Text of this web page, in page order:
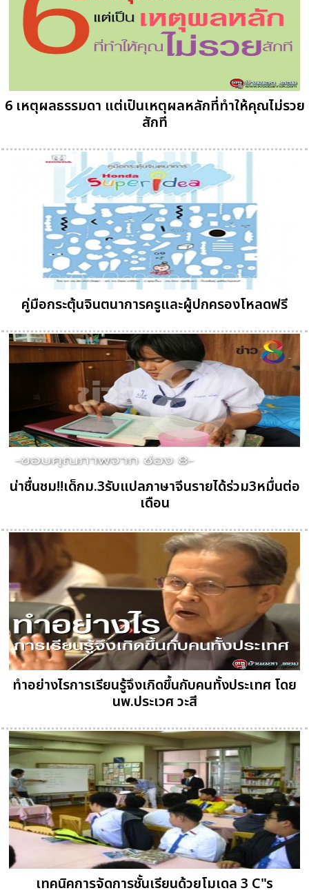
6 เหตุผลธรรมดา แต่เป็นเหตุผลหลักที่ทำให้คุณไม่รวย
สักที
คู่มือกระตุ้นจินตนาการครูและผู้ปกครองโหลดฟรี
น่าชื่นชม!!เด็กม.3รับแปลภาษาจีนรายได้ร่วม3หมื่นต่อ
เดือน
ทำอย่างไรการเรียนรู้จึงเกิดขึ้นกับคนทั้งประเทศ โดย
นพ.ประเวศ วะสี
เทคนิคการจัดการชั้นเรียนด้วยโมเดล 3 C"s